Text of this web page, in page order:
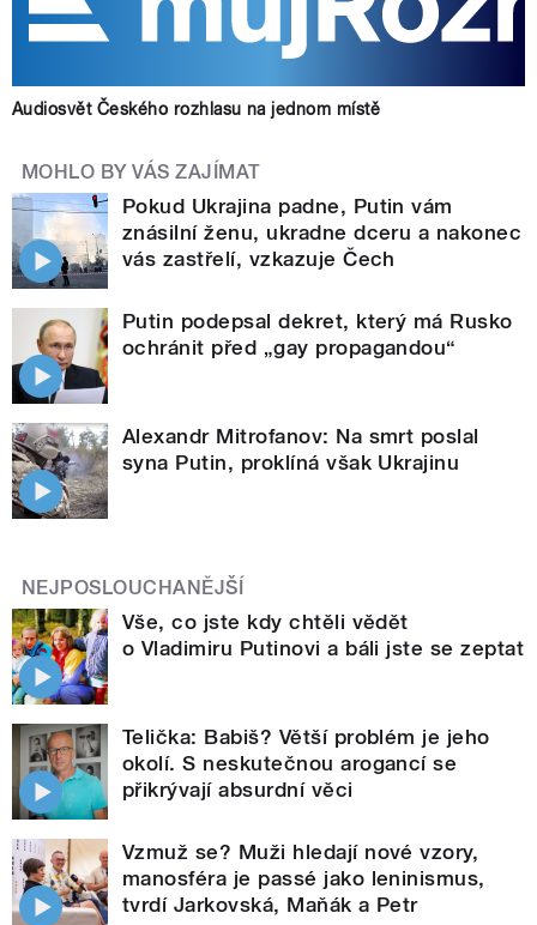
Audiosvět Českého rozhlasu na jednom místě
MOHLO BY VÁS ZAJÍMAT
Pokud Ukrajina padne, Putin vám
znásilní ženu, ukradne dceru a nakonec
vás zastřelí, vzkazuje Čech
Putin podepsal dekret, který má Rusko
ochránit před „gay propagandou“
Alexandr Mitrofanov: Na smrt poslal
syna Putin, proklíná však Ukrajinu
NEJPOSLOUCHANĚJŠÍ
Vše, co jste kdy chtěli vědět
o Vladimiru Putinovi a báli jste se zeptat
Telička: Babiš? Větší problém je jeho
okolí. S neskutečnou arogancí se
přikrývají absurdní věci
Vzmuž se? Muži hledají nové vzory,
manosféra je passé jako leninismus,
tvrdí Jarkovská, Maňák a Petr